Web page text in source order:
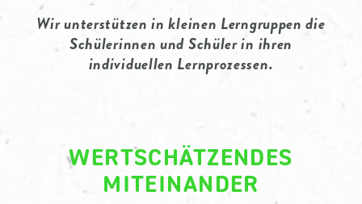
Wir unterstützen in kleinen Lerngruppen die
Schülerinnen und Schüler in ihren
individuellen Lernprozessen.
WERTSCHÄTZENDES
MITEINANDER